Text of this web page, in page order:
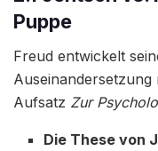
Puppe
Freud entwickelt
Aufsatz Zur
Die These von